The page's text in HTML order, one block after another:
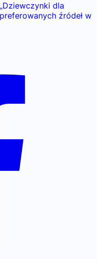
„Dziewczynki dla
źródeł w